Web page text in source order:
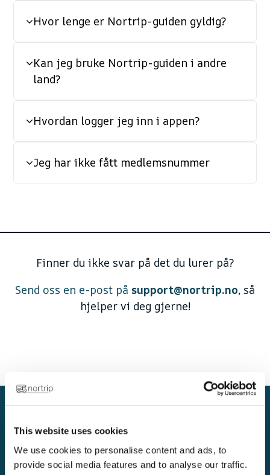
This website uses cookies
We use cookies to personalise content and ads, to
provide social media features and to analyse our traffic.
Hvor lenge er Nortrip-guiden gyldig?
Kan jeg bruke Nortrip-guiden i andre
land?
Hvordan logger jeg inn i appen?
Jeg har ikke fått medlemsnummer
Finner du ikke svar på det du lurer på?
Send oss en e-post på support@nortrip.no, så
hjelper vi deg gjerne!
God Nortripping!